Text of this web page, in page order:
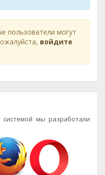
пользователи могут
войдите
мы разработали